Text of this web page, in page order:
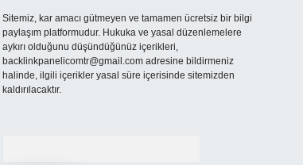
Sitemiz, kar amacı gütmeyen ve tamamen ücretsiz bir bilgi
paylaşım platformudur. Hukuka ve yasal düzenlemelere
aykırı olduğunu düşündüğünüz içerikleri,
backlinkpanelicomtr@gmail.comadresine bildirmeniz
halinde, ilgili içerikler yasal süre içerisinde sitemizden
kaldırılacaktır.